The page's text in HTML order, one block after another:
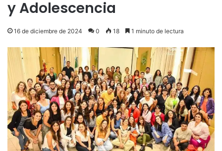
y Adolescencia
16 de diciembre de 2024 0 18 1 minuto de lectura